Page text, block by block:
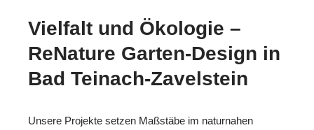
Vielfalt und Ökologie –
ReNature Garten-Design in
Bad Teinach-Zavelstein
Unsere Projekte setzen Maßstäbe im naturnahen